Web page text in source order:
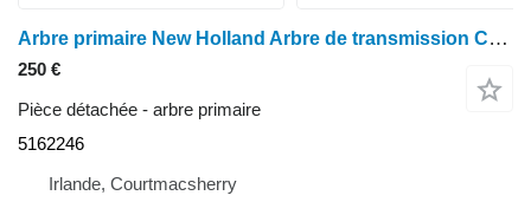
Arbre primaire New Holland Arbre de transmission Case TM120, TM130, Case Puma 130 S24/26 51622 5162246 pour tracteur à roues New Holland Case Tm120, Tm130, Case Puma 130
250 €
Pièce détachée - arbre primaire
5162246
Irlande, Courtmacsherry